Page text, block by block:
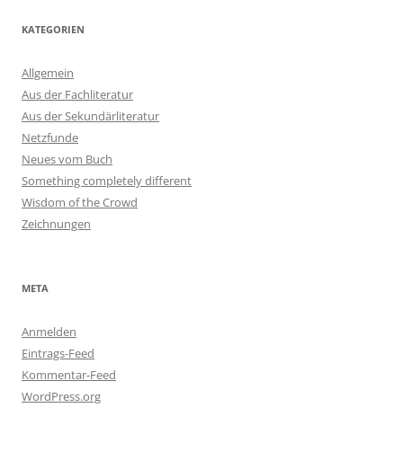
KATEGORIEN
Allgemein
Aus der Fachliteratur
Aus der Sekundärliteratur
Netzfunde
Neues vom Buch
Something completely different
Wisdom of the Crowd
Zeichnungen
META
Anmelden
Eintrags-Feed
Kommentar-Feed
WordPress.org